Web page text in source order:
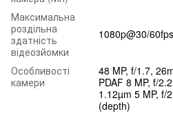
Максимальна
роздільна
здатність
відеозйомки
1080p@30/60fps
Особливості
камери
48 MP, f/1.7,
PDAF 8 MP, f/
1.12µm 5 MP, f/
(depth)